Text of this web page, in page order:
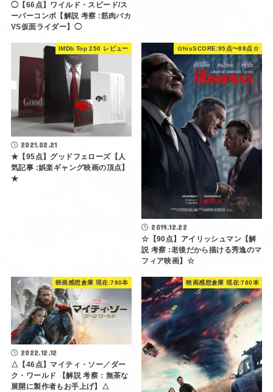
◯【66点】ワイルド・スピード/ス
ーパーコンボ【解説 考察 :筋肉バカ
VS仮面ライダー】◯
IMDb Top 250 レビュー
2021.02.21
★【95点】グッドフェローズ【人
気記事 :娯楽ギャング映画の頂点】
★
☆hisSCORE:95点〜88点☆
2019.12.22
☆【90点】アイリッシュマン【解
説 考察 :老後だから描ける秀逸のマ
フィア映画】☆
映画感想倉庫 現在:780本
2022.12.12
△【46点】マイティ・ソー／ダー
ク・ワールド 【解説 考察：無茶な
展開に製作者もお手上げ】△
映画感想倉庫 現在:780本